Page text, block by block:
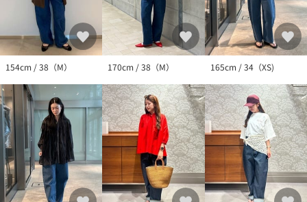
【注意事項】
※こちらの製品はインディゴ染料を使用しております。着用によ
り、他の衣類や淡色のベルト、バッグ、靴、ソファやシート等に
色が付着することがありますのでご注意ください。洗濯の際は、
色落ちしますので、単品洗いをしてください。また洗濯により
※商品に「取り扱い上の注意書き」、「洗濯表示」がございます
場合は、使用前に必ずご確認ください。
※商品画像は、光の当たり具合やパソコンなどの閲覧環境によ
り、実際の色味と異なって見える場合がございます。あらかじめ
ご了承ください。
※商品の色味の目安は、商品単体の画像をご参照ください。
※画像の商品はサンプルです。実際の商品と色味、仕様、加工、
サイズ、素材等が若干異なる場合がございます。
154cm / 38（M） 170cm / 38（M） 165cm / 34（XS)